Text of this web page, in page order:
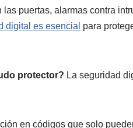
puertas, alarmas contra
digital es esencial para
protector? La seguridad
en códigos que solo